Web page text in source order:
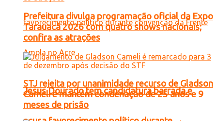
Jesus Dourado tem candidatura barrada e
Prefeitura divulga programação oficial da Expo
Tarauacá 2026 com quatro shows nacionais;
confira as atrações
STJ rejeita por unanimidade recurso de Gladson
Cameli e mantém condenação de 25 anos e 9
meses de prisão